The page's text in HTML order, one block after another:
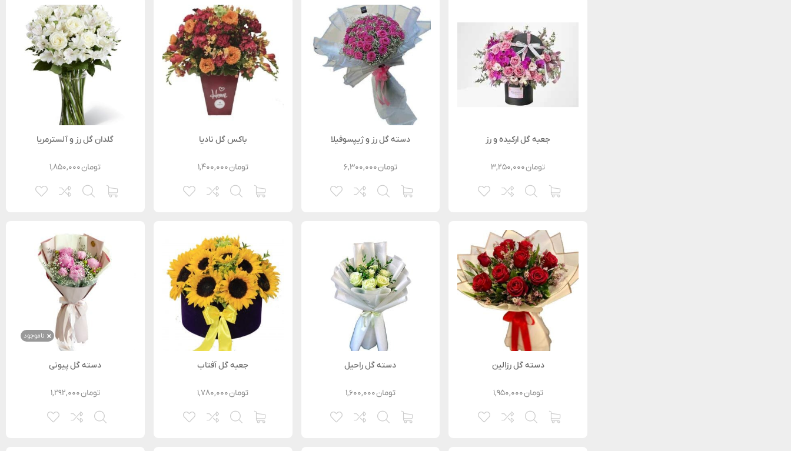
جعبه گل ارکیده و رز
۳,۲۵۰,۰۰۰تومان
دسته گل رز و ژیپسوفیلا
۶,۳۰۰,۰۰۰تومان
باکس گل نادیا
۱,۴۰۰,۰۰۰تومان
گلدان گل رز و آلسترمریا
۱,۸۵۰,۰۰۰تومان
دسته گل رزالین
۱,۹۵۰,۰۰۰تومان
دسته گل راحیل
۱,۶۰۰,۰۰۰تومان
جعبه گل آفتاب
۱,۷۸۰,۰۰۰تومان
ناموجود
دسته گل پیونی
۱,۲۹۲,۰۰۰تومان